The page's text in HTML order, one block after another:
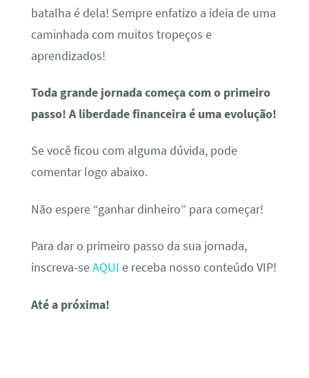
batalha é dela! Sempre enfatizo a ideia de uma
caminhada com muitos tropeços e
aprendizados!
Toda grande jornada começa com o primeiro
passo! A liberdade financeira é uma evolução!
Se você ficou com alguma dúvida, pode
comentar logo abaixo.
Não espere “ganhar dinheiro” para começar!
Para dar o primeiro passo da sua jornada,
inscreva-seAQUI e receba nosso conteúdo VIP!
Até a próxima!